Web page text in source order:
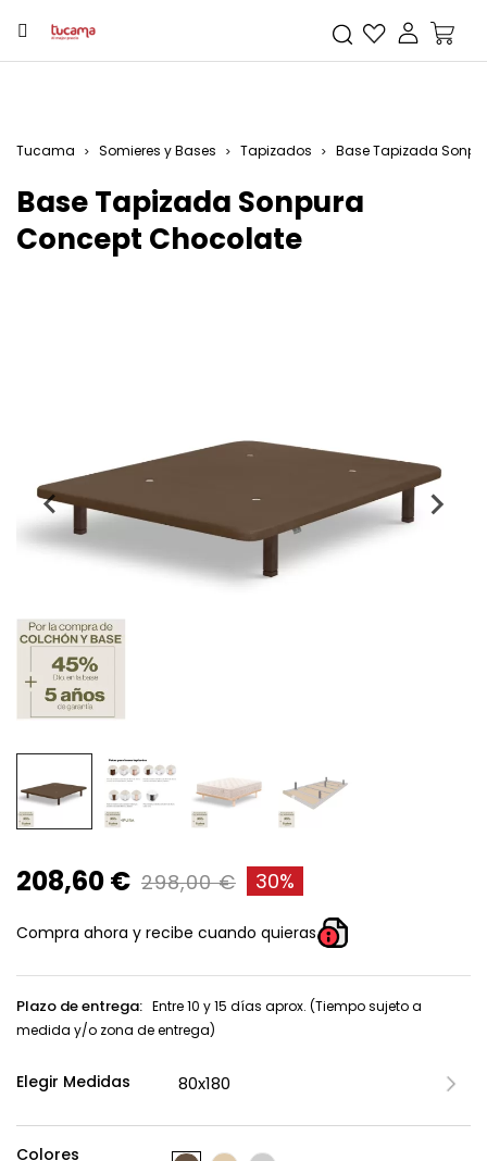
Tucama Somieres y Bases Tapizados Base Tapizada
Base Tapizada Sonpura
Concept Chocolate
208,60 € 298,00 € 30%
Compra ahora y recibe cuando quieras
Plazo de entrega: Entre 10 y 15 días aprox. (Tiempo sujeto a
medida y/o zona de entrega)
Elegir Medidas
Colores